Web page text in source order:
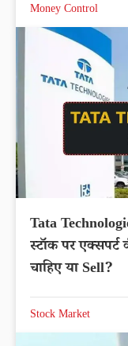
Money Control
Tata
स्टॉक पर
चाहिए या Sell?
Stock Market